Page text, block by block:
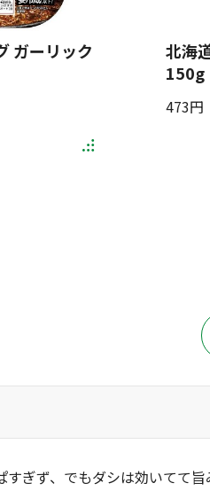
ガーリック
北海
150g
473円
ぎず、でもダシは効いてて